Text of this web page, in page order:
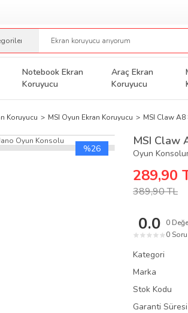
Notebook Ekran
Koruyucu
Araç Ekran
Koruyucu
Koruyucu MSI Oyun Ekran Koruyucu MSI Claw
%26
MSI Claw
Oyun
289,90
389,90 TL
0.0
★ ★ ★ ★ ★
0
0
Kategori
Marka
Stok Kodu
Garanti Süresi